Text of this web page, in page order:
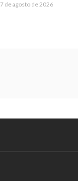
7 de agosto de 2026